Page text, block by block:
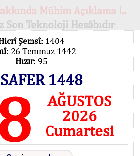
Mühim Açıklama !..
Teknoloji Hesâbıdır
Şemsî: 1404
26 Temmuz 1442
Hızır: 95
1448
8
AĞUSTOS
2026
Cumartesi